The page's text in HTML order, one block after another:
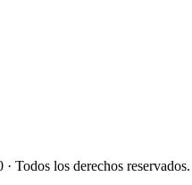
Todos los derechos reservados.